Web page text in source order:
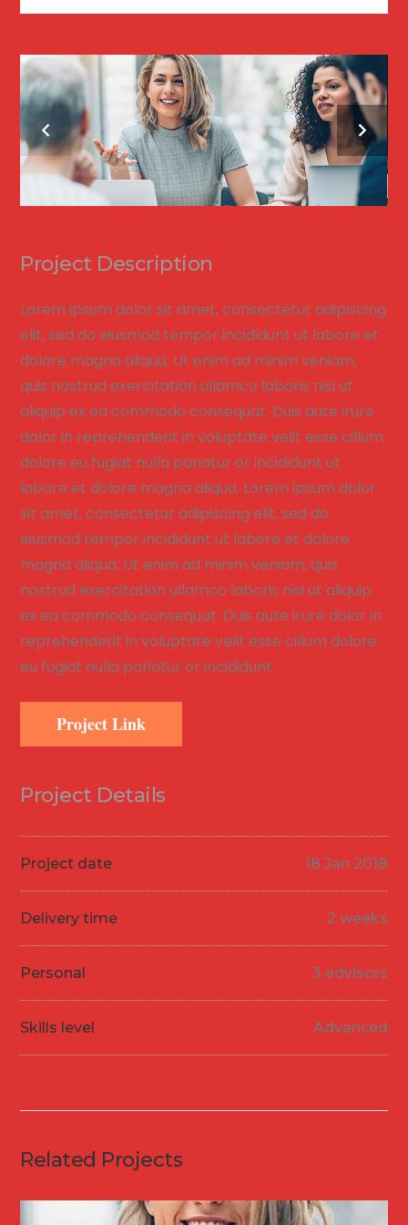
Project Description
Lorem ipsum dolor sit amet, consectetur adipiscing
elit, sed do eiusmod tempor incididunt ut labore et
dolore magna aliqua. Ut enim ad minim veniam,
quis nostrud exercitation ullamco laboris nisi ut
aliquip ex ea commodo consequat. Duis aute irure
dolor in reprehenderit in voluptate velit esse cillum
dolore eu fugiat nulla pariatur or incididunt ut
labore et dolore magna aliqua. Lorem ipsum dolor
sit amet, consectetur adipiscing elit, sed do
eiusmod tempor incididunt ut labore et dolore
magna aliqua. Ut enim ad minim veniam, quis
nostrud exercitation ullamco laboris nisi ut aliquip
ex ea commodo consequat. Duis aute irure dolor in
reprehenderit in voluptate velit esse cillum dolore
eu fugiat nulla pariatur or incididunt.
Project Link
Project Details
Project date 18 Jan 2018
Delivery time 2 weeks
Personal 3 advisors
Skills level Advanced
Related Projects